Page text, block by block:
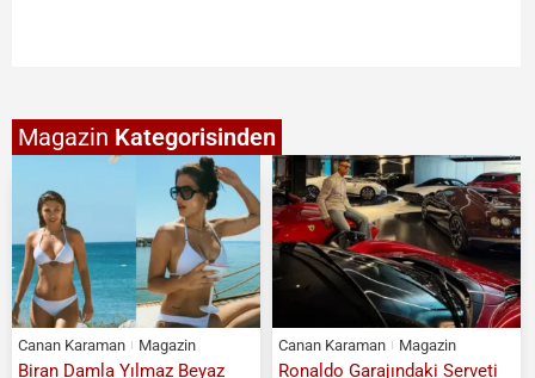
Magazin Kategorisinden
Canan Karaman Magazin
Biran Damla Yılmaz Beyaz
Canan Karaman Magazin
Ronaldo Garajındaki Serveti